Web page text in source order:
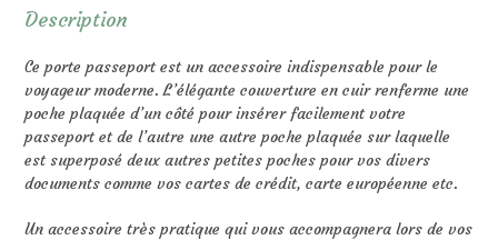
Description
Ce porte passeport est un accessoire indispensable pour le
voyageur moderne. L’élégante couverture en cuir renferme une
poche plaquée d’un côté pour insérer facilement votre
passeport et de l’autre une autre poche plaquée sur laquelle
est superposé deux autres petites poches pour vos divers
documents comme vos cartes de crédit, carte européenne etc.
Un accessoire très pratique qui vous accompagnera lors de vos